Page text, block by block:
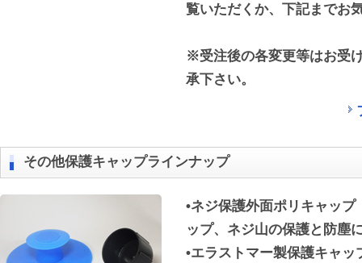
覧いただくか、下記までお
※受注後の各変更等はお受
承下さい。
その他保護キャップラインナップ
•ネジ保護外面ポリキャップ
ップ、ネジ山の保護と防塵
•エラストマー製保護キャッ